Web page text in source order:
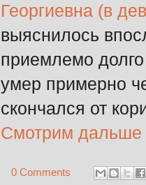
Георгиевна (в
выяснилось
приемлемо
умер примерно
скончался от
Смотрим
0 Comments